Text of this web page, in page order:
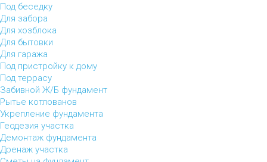
Под беседку
Для забора
Для хозблока
Для бытовки
Для гаража
Под пристройку к дому
Под террасу
Забивной Ж/Б фундамент
Рытье котлованов
Укрепление фундамента
Геодезия участка
Демонтаж фундамента
Дренаж участка